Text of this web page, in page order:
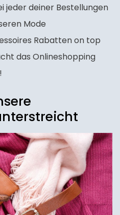
jeder deiner Bestellungen
Mode
Rabatten on top
das Onlineshopping